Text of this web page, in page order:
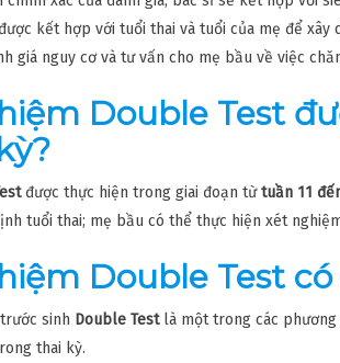
kết hợp với tuổi thai và tuổi của mẹ để
giá nguy cơ và tư vấn cho mẹ bầu về việc
Double Test
được thực hiện trong giai đoạn từtuần 11
tuổi thai; mẹ bầu có thể thực hiện xét
Double Test
sinh Double Testlà một trong các phương
thai kỳ.